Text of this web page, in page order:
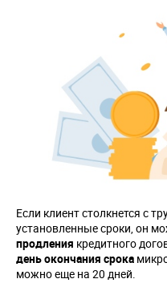
Если клиент столкнется с
установленные сроки, он
продления кредитного
день окончания срока
можно еще на 20 дней.